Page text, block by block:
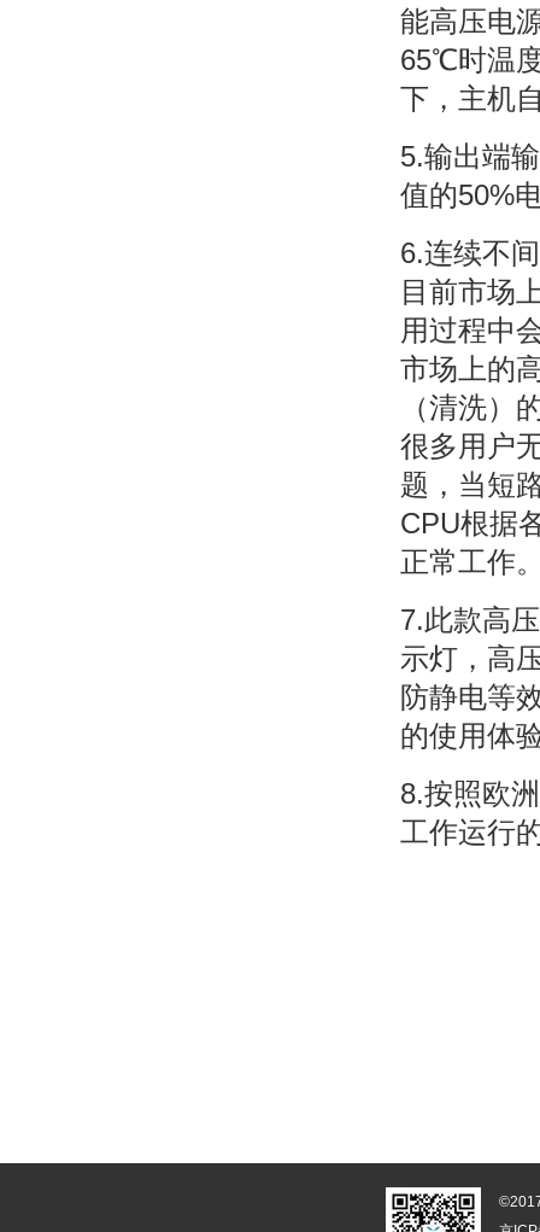
能高压电
65℃时温
下，主机
5.输出端
值的50%
6.连续不
目前市场
用过程中
市场上的
（清洗）
很多用户
题，当短
CPU根据
正常工作
7.此款高
示灯，高
防静电等
的使用体
8.按照欧
工作运行